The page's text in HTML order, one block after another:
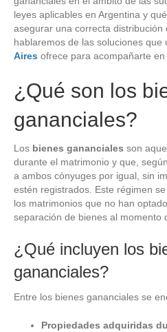
leyes aplicables en Argentina y
asegurar una correcta distribución
hablaremos de las soluciones que
Aires ofrece para acompañarte
¿Qué son los
gananciales?
Los bienes gananciales son
durante el matrimonio y que,
a ambos cónyuges por igual, sin
estén registrados. Este régimen
los matrimonios que no han
separación de bienes al momento
¿Qué incluyen los
gananciales?
Entre los bienes gananciales se
Propiedades adquiridas